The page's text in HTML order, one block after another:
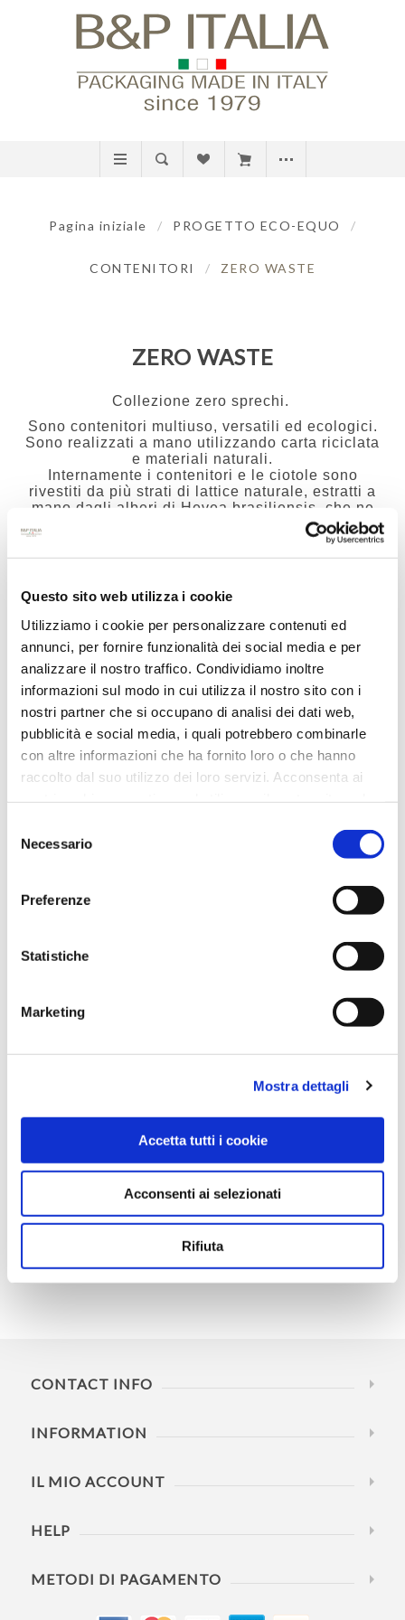
Questo sito web utilizza i cookie
Utilizziamo i cookie per personalizzare contenuti ed
annunci, per fornire funzionalità dei social media e per
analizzare il nostro traffico. Condividiamo inoltre
informazioni sul modo in cui utilizza il nostro sito con i
nostri partner che si occupano di analisi dei dati web,
pubblicità e social media, i quali potrebbero combinarle
con altre informazioni che ha fornito loro o che hanno
raccolto dal suo utilizzo dei loro servizi. Acconsenta ai
delNecessario
Preferenze
Statistiche
Marketing
Mostra dettagli
Accetta tutti i cookie
Acconsenti ai selezionati
Rifiuta
Pagina iniziale / PROGETTO ECO-EQUO /
CONTENITORI / ZERO WASTE
ZERO WASTE
Collezione zero sprechi.
Sono contenitori multiuso, versatili ed ecologici.
Sono realizzati a mano utilizzando carta riciclata
e materiali naturali.
Internamente i contenitori e le ciotole sono
rivestiti da più strati di lattice naturale, estratti a
mano dagli alberi di Hevea brasiliensis, che ne
garantiscono la resistenza all’acqua.
VISUALIZZA PER PAGINA
CATEGORIE
CONTACT INFO
INFORMATION
IL MIO ACCOUNT
HELP
METODI DI PAGAMENTO